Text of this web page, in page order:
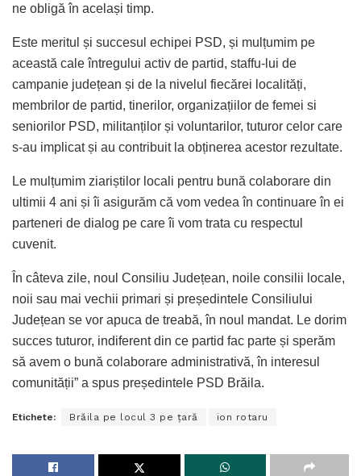
ne obligă în același timp.
Este meritul și succesul echipei PSD, și mulțumim pe
această cale întregului activ de partid, staffu-lui de
campanie județean și de la nivelul fiecărei localități,
membrilor de partid, tinerilor, organizațiilor de femei si
seniorilor PSD, militanților și voluntarilor, tuturor celor care
s-au implicat și au contribuit la obținerea acestor rezultate.
Le mulțumim ziariștilor locali pentru bună colaborare din
ultimii 4 ani și îi asigurăm că vom vedea în continuare în ei
parteneri de dialog pe care îi vom trata cu respectul
cuvenit.
În câteva zile, noul Consiliu Județean, noile consilii locale,
noii sau mai vechii primari și președintele Consiliului
Județean se vor apuca de treabă, în noul mandat. Le dorim
succes tuturor, indiferent din ce partid fac parte și sperăm
să avem o bună colaborare administrativă, în interesul
comunității” a spus președintele PSD Brăila.
Etichete: Brăila pe locul 3 pe țară ion rotaru